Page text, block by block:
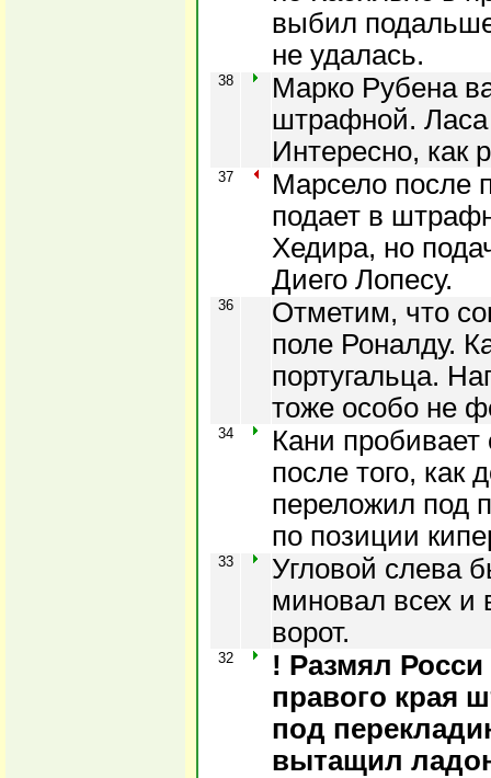
выбил
не удалась.
38
Марко Рубена
штрафной. Ласа
Интересно, как
37
Марсело после
подает в
Хедира, но
Диего Лопесу.
36
Отметим, что
поле Роналду.
португальца.
тоже особо не
34
Кани пробивает
после того, как
переложил под
по позиции
33
Угловой слева
миновал всех и
ворот.
32
! Размял Росси
правого края
под
вытащил